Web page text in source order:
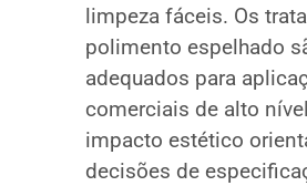
limpeza fáceis. Os
polimento espelhado
adequados para
comerciais de alto
impacto estético
decisões de